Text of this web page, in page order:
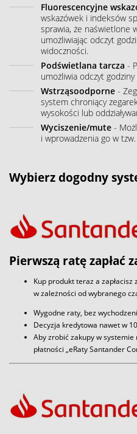
Fluorescencyjne
wskazówek i indeksów
sprawia, że naświetlone
umożliwiając odczyt
widoczności.
Podświetlana tarcza -
umożliwia odczyt
Wstrząsoodporne -
system chroniący
wysokości lub
Wyciszenie/mute -
i wprowadzenia go w
Wybierz dogodny
Pierwszą ratę zapłać
Kup produkt teraz a zapłacisz
w zależności od wybranego
Wygodne raty, bez
Decyzja kredytowa nawet w
Aby zrobić zakupy w
płatności „eRaty Santander